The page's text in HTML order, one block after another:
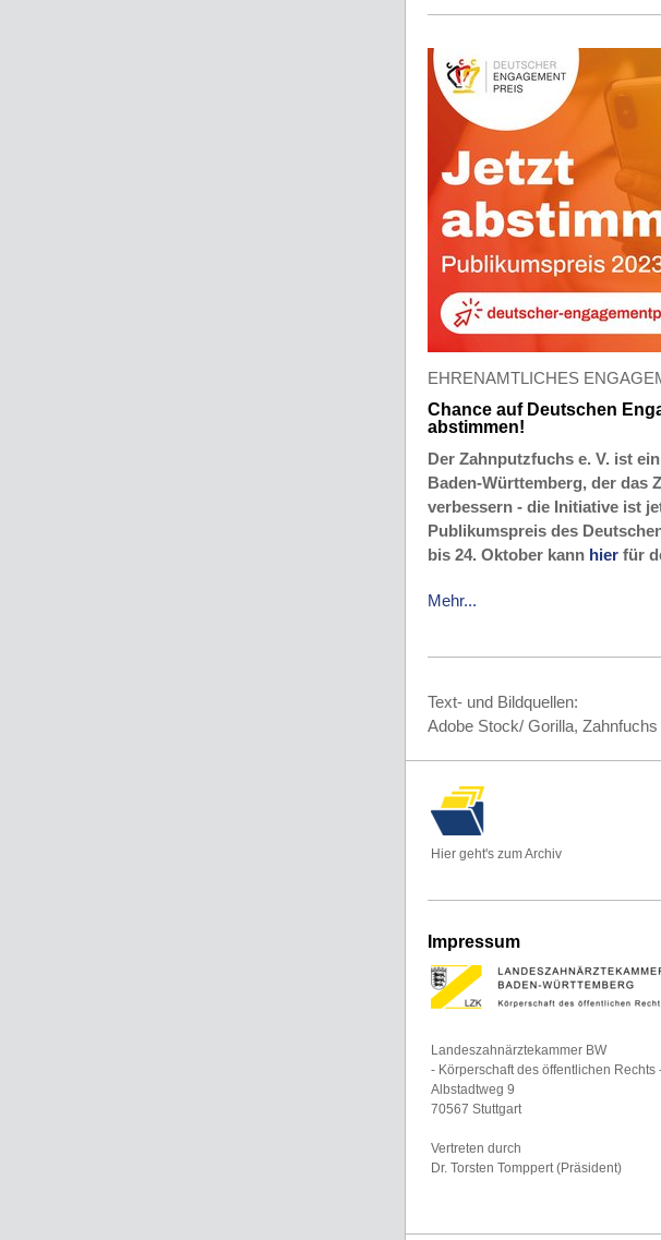
EHRENAMTLICHES
Chance auf Deutschen
abstimmen!
Der Zahnputzfuchs e. V. ist
Baden-Württemberg, der das
verbessern - die Initiative ist
Publikumspreis des
bis 24. Oktober kann hier für
Mehr...
Text- und Bildquellen:
Adobe Stock/ Gorilla,
Hier geht's zum Archiv
Impressum
Landeszahnärztekammer BW
- Körperschaft des öffentlichen Rechts
Albstadtweg 9
70567 Stuttgart
Vertreten durch
Dr. Torsten Tomppert (Präsident)